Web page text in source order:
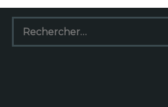
Rechercher :